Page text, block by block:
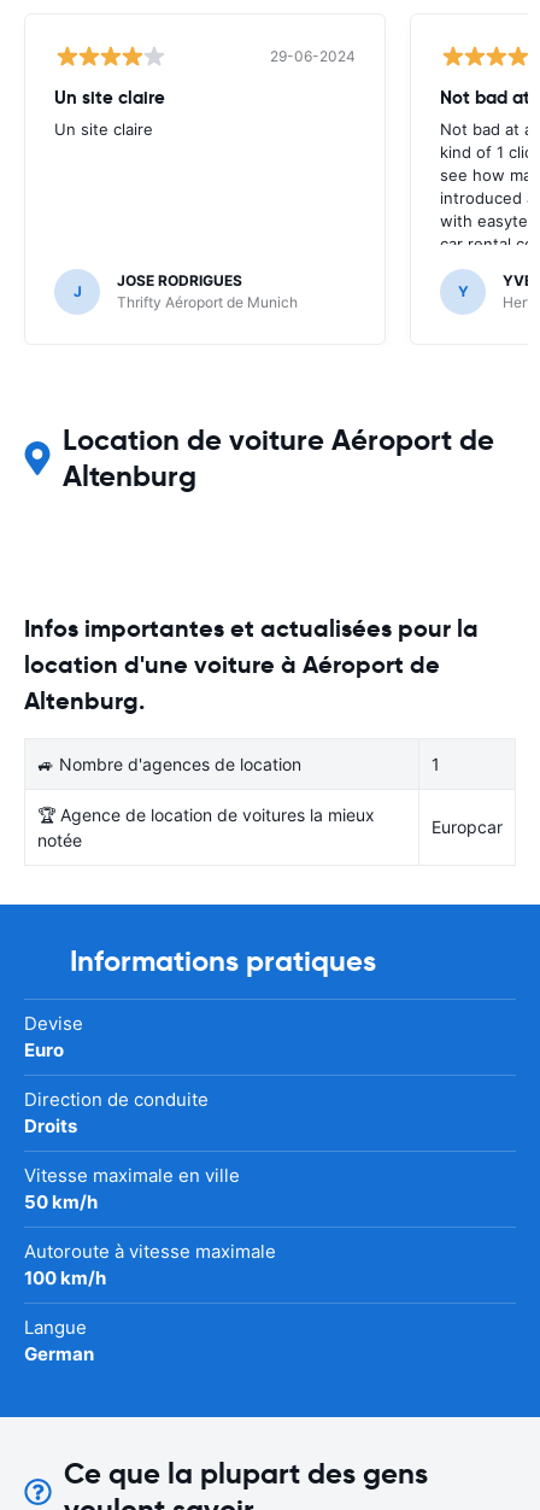
29-06-2024
Un site claire
Un site claire
J
JOSE RODRIGUES
Thrifty Aéroport de Munich
Not bad at
Not bad at
kind of 1
see how
introduced
with
car rental
Y
Location de voiture Aéroport de
Altenburg
Infos importantes et actualisées pour la
location d'une voiture à Aéroport de
Altenburg.
🚙 Nombre d'agences de location 1
🏆 Agence de location de voitures la mieux
notée
Europcar
Informations pratiques
Devise
Euro
Direction de conduite
Droits
Vitesse maximale en ville
50 km/h
Autoroute à vitesse maximale
100 km/h
Langue
German
Ce que la plupart des gens